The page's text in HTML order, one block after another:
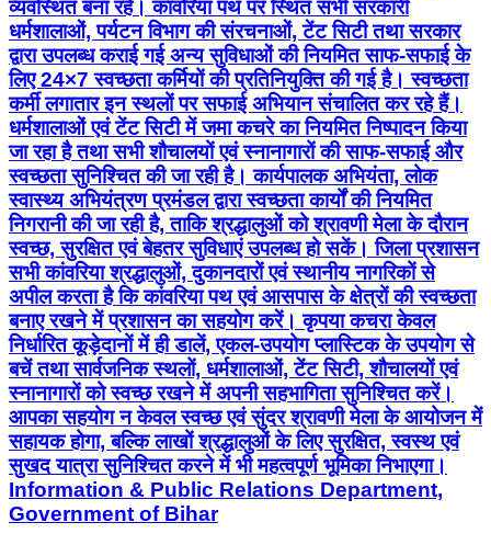
व्यवस्थित बना रहे। कांवरिया पथ पर स्थित सभी सरकारी
धर्मशालाओं, पर्यटन विभाग की संरचनाओं, टेंट सिटी तथा सरकार
द्वारा उपलब्ध कराई गई अन्य सुविधाओं की नियमित साफ-सफाई के
लिए 24×7 स्वच्छता कर्मियों की प्रतिनियुक्ति की गई है। स्वच्छता
कर्मी लगातार इन स्थलों पर सफाई अभियान संचालित कर रहे हैं।
धर्मशालाओं एवं टेंट सिटी में जमा कचरे का नियमित निष्पादन किया
जा रहा है तथा सभी शौचालयों एवं स्नानागारों की साफ-सफाई और
स्वच्छता सुनिश्चित की जा रही है। कार्यपालक अभियंता, लोक
स्वास्थ्य अभियंत्रण प्रमंडल द्वारा स्वच्छता कार्यों की नियमित
निगरानी की जा रही है, ताकि श्रद्धालुओं को श्रावणी मेला के दौरान
स्वच्छ, सुरक्षित एवं बेहतर सुविधाएं उपलब्ध हो सकें। जिला प्रशासन
सभी कांवरिया श्रद्धालुओं, दुकानदारों एवं स्थानीय नागरिकों से
अपील करता है कि कांवरिया पथ एवं आसपास के क्षेत्रों की स्वच्छता
बनाए रखने में प्रशासन का सहयोग करें। कृपया कचरा केवल
निर्धारित कूड़ेदानों में ही डालें, एकल-उपयोग प्लास्टिक के उपयोग से
बचें तथा सार्वजनिक स्थलों, धर्मशालाओं, टेंट सिटी, शौचालयों एवं
स्नानागारों को स्वच्छ रखने में अपनी सहभागिता सुनिश्चित करें।
आपका सहयोग न केवल स्वच्छ एवं सुंदर श्रावणी मेला के आयोजन में
सहायक होगा, बल्कि लाखों श्रद्धालुओं के लिए सुरक्षित, स्वस्थ एवं
सुखद यात्रा सुनिश्चित करने में भी महत्वपूर्ण भूमिका निभाएगा।
Information & Public Relations Department,
Government of Bihar